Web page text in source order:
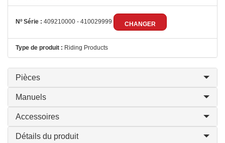
Nº Série : 409210000 - 410029999 CHANGER
Type de produit : Riding Products
Pièces
Manuels
Accessoires
Détails du produit